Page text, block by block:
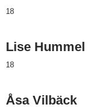
18
Lise Hummel
18
Åsa Vilbäck